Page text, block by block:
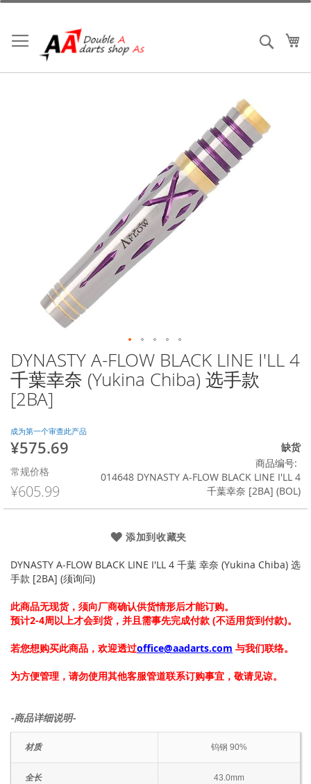
跳
内
容
搜索
DYNASTY A-FLOW BLACK LINE I'LL 4
千葉幸奈 (Yukina Chiba) 选手款
[2BA]
成为第一个审查此产品
特
价
格
¥575.69
常规价格
¥605.99
缺货
商品编号
014648 DYNASTY A-FLOW BLACK LINE I'LL 4
千葉幸奈 [2BA] (BOL)
添加到收藏夹
DYNASTY A-FLOW BLACK LINE I'LL 4 千葉 幸奈 (Yukina Chiba) 选
手款 [2BA] (须询问)
此商品无现货，须向厂商确认供货情形后才能订购。
预计2-4周以上才会到货，并且需事先完成付款 (不适用货到付款)。
若您想购买此商品，欢迎透过office@aadarts.com 与我们联络。
为方便管理，请勿使用其他客服管道联系订购事宜，敬请见谅。
-商品详细说明-
材质 钨钢 90%
全长 43.0mm
跳
转
到
图
像
库
的
开
头